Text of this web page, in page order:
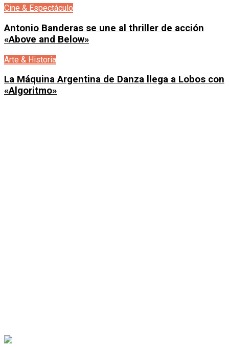
Cine & Espectáculo
Antonio Banderas se une al thriller de acción
«Above and Below»
Arte & Historia
La Máquina Argentina de Danza llega a Lobos con
«Algoritmo»